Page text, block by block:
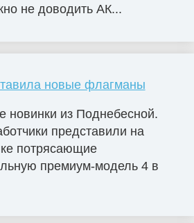
не доводить АК...
новые флагманы
новинки из Поднебесной.
представили на
потрясающие
премиум-модель 4 в